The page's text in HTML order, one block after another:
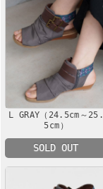
L GRAY（24.5cm～25.
5cm）
SOLD OUT